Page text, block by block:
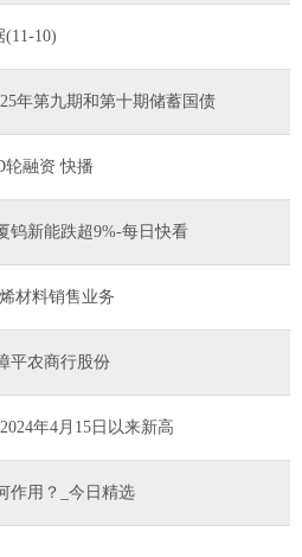
(11-10)
年第九期和第十期储蓄国债
轮融资 快播
钨新能跌超9%-每日快看
材料销售业务
平农商行股份
年4月15日以来新高
作用？_今日精选